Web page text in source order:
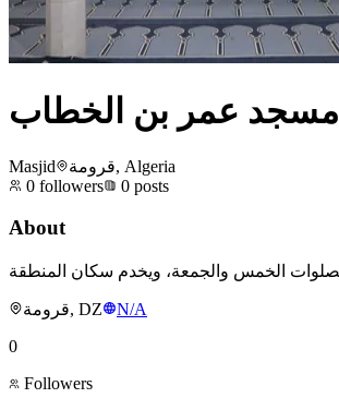
مسجد عمر بن الخطاب
Masjid
قرومة, Algeria
0 followers 0 posts
About
قرومة, DZ
N/A
0
Followers